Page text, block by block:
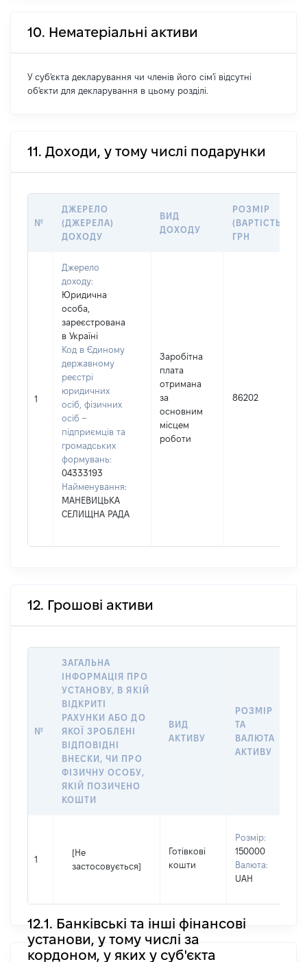
10. Нематеріальні активи
У суб'єкта декларування чи членів його сім'ї відсутні
об'єкти для декларування в цьому розділі.
11. Доходи, у тому числі подарунки
№
ДЖЕРЕЛО
(ДЖЕРЕЛА)
ДОХОДУ
ВИД
ДОХОДУ
РОЗМІР
(ВАРТІСТЬ),
ГРН
1
Джерело
доходу:
Юридична
особа,
зареєстрована
в Україні
Код в Єдиному
державному
реєстрі
юридичних
осіб, фізичних
осіб –
підприємців та
громадських
формувань:
04333193
Найменування:
МАНЕВИЦЬКА
СЕЛИЩНА РАДА
Заробітна
плата
отримана
за
основним
місцем
роботи
86202
12. Грошові активи
№
ЗАГАЛЬНА
ІНФОРМАЦІЯ ПРО
УСТАНОВУ, В ЯКІЙ
ВІДКРИТІ
РАХУНКИ АБО ДО
ЯКОЇ ЗРОБЛЕНІ
ВІДПОВІДНІ
ВНЕСКИ, ЧИ ПРО
ФІЗИЧНУ ОСОБУ,
ЯКІЙ ПОЗИЧЕНО
КОШТИ
ВИД
АКТИВУ
РОЗМІР
ТА
ВАЛЮТА
АКТИВУ
1
[Не
застосовується]
Готівкові
кошти
Розмір:
150000
Валюта:
UAH
12.1. Банківські та інші фінансові
установи, у тому числі за
кордоном, у яких у суб'єкта